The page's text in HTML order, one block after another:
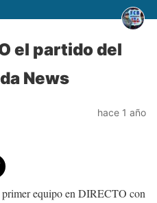
el partido del
News
hace 1 año
equipo en DIRECTO con